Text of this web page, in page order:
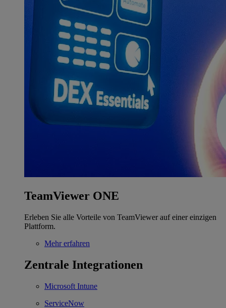
TeamViewer ONE
Erleben Sie alle Vorteile von TeamViewer auf einer einzigen
Plattform.
Mehr erfahren
Zentrale Integrationen
Microsoft Intune
ServiceNow